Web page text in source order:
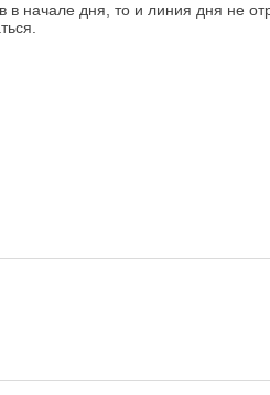
начале дня, то и линия дня не